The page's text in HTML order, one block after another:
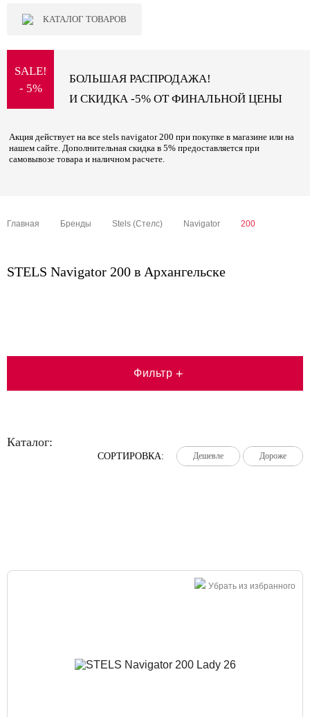
КАТАЛОГ ТОВАРОВ
SALE!
- 5%
БОЛЬШАЯ РАСПРОДАЖА!
И СКИДКА -5% ОТ ФИНАЛЬНОЙ ЦЕНЫ
Акция действует на все stels navigator 200 при покупке в магазине или на
нашем сайте. Дополнительная скидка в 5% предоставляется при
самовывозе товара и наличном расчете.
Главная Бренды Stels (Стелс) Navigator 200
STELS Navigator 200 в Архангельске
Фильтр +
Каталог:
СОРТИРОВКА: Дешевле
Дешевле
Дешевле Дороже
Дороже
Дороже
Убрать из избранного